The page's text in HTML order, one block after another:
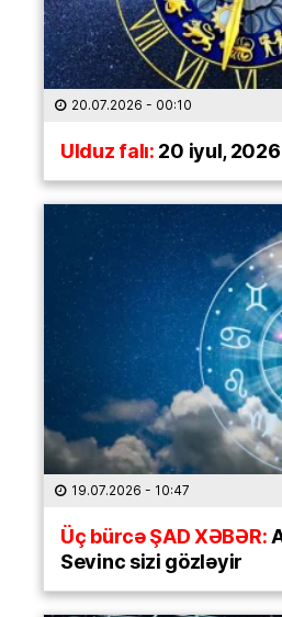
20.07.2026 - 00:10
Ulduz falı:20 iyul,
19.07.2026 - 10:47
Üç bürcə ŞAD XƏBƏR:
Sevinc sizi gözləyir